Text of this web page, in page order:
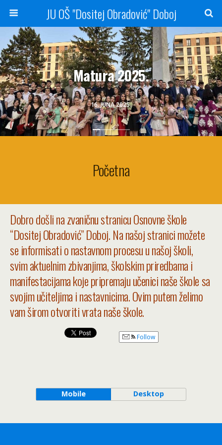
JU OŠ "Dositej Obradović" Doboj
16. JUNA 2025.
Matura 2025.
Početna
Dobro došli na zvaničnu stranicu Osnovne škole
“Dositej Obradović” Doboj. Na našoj stranici možete
se informisati o nastavnom procesu u našoj školi,
svim aktuelnim zbivanjima, školskim priredbama i
manifestacijama koje pripremaju učenici naše škole sa
svojim učiteljima i nastavnicima. Ovim putem želimo
vam širom otvoriti vrata naše škole.
Follow
Mobile Desktop